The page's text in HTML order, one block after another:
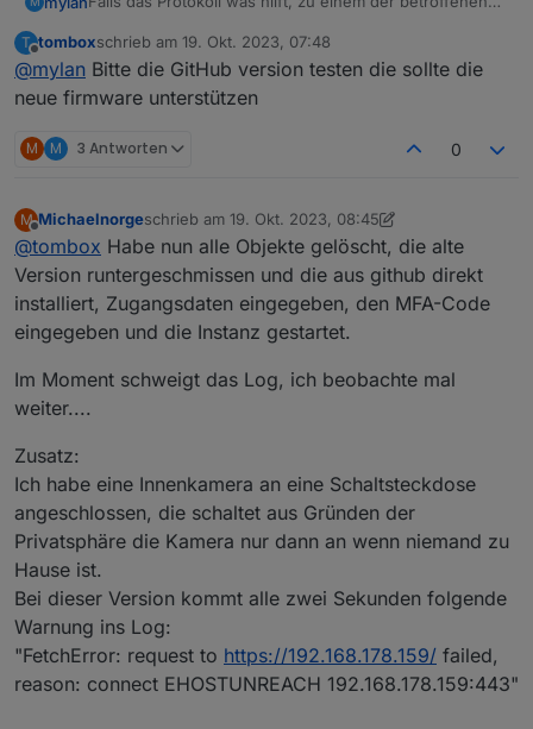
tapo.0
2023-09-16 14:53:06.970	debug	initResult
tapo.0
2023-09-16 14:53:06.969	error	97 Error Code:
tapo.0
2023-09-16 14:53:06.969	debug	Received
tapo.0
2023-09-16 14:53:06.957	debug	Handshake
2023-09-16 14:53:06.535	debug	Constructing
tapo.0
2023-09-16 14:53:06.534	info	Init device
tapo.0
T
Offline
tomboxschrieb am 19. Okt. 2023, 07:48
zuletzt editiert von
@mylan Bitte die GitHub version testen die sollte die
neue firmware unterstützen
M M 3 Antworten 0
M
Offline
Michaelnorgeschrieb am 19. Okt. 2023, 08:45
zuletzt editiert von Michaelnorge
@tombox Habe nun alle Objekte gelöscht, die alte
Version runtergeschmissen und die aus github direkt
installiert, Zugangsdaten eingegeben, den MFA-Code
eingegeben und die Instanz gestartet.
Im Moment schweigt das Log, ich beobachte mal
weiter....
Zusatz:
Ich habe eine Innenkamera an eine Schaltsteckdose
angeschlossen, die schaltet aus Gründen der
Privatsphäre die Kamera nur dann an wenn niemand zu
Hause ist.
Bei dieser Version kommt alle zwei Sekunden folgende
Warnung ins Log:
"FetchError: request to https://192.168.178.159/ failed,
reason: connect EHOSTUNREACH 192.168.178.159:443"